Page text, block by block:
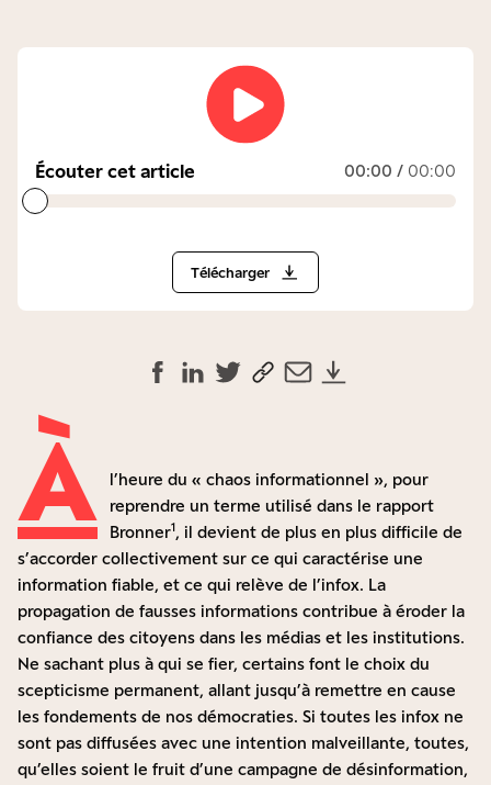
Écouter cet article 00:00 / 00:00
Télécharger
À
l’heure du « chaos informationnel », pour
reprendre un terme utilisé dans le rapport
Bronner1, il devient de plus en plus difficile de
s’accorder collectivement sur ce qui caractérise une
information fiable, et ce qui relève de l’infox. La
propagation de fausses informations contribue à éroder la
confiance des citoyens dans les médias et les institutions.
Ne sachant plus à qui se fier, certains font le choix du
scepticisme permanent, allant jusqu’à remettre en cause
les fondements de nos démocraties. Si toutes les infox ne
sont pas diffusées avec une intention malveillante, toutes,
qu’elles soient le fruit d’une campagne de désinformation,